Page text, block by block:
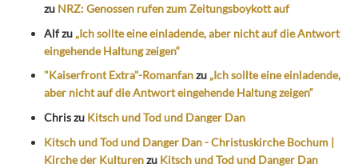
zu NRZ: Genossen rufen zum Zeitungsboykott auf
Alfzu „Ich sollte eine einladende, aber nicht auf die Antwort
eingehende Haltung zeigen“
"Kaiserfront Extra"-Romanfanzu „Ich sollte eine einladende,
aber nicht auf die Antwort eingehende Haltung zeigen“
Chriszu Kitsch und Tod und Danger Dan
Kitsch und Tod und Danger Dan - Christuskirche Bochum |
Kirche der Kulturenzu Kitsch und Tod und Danger Dan